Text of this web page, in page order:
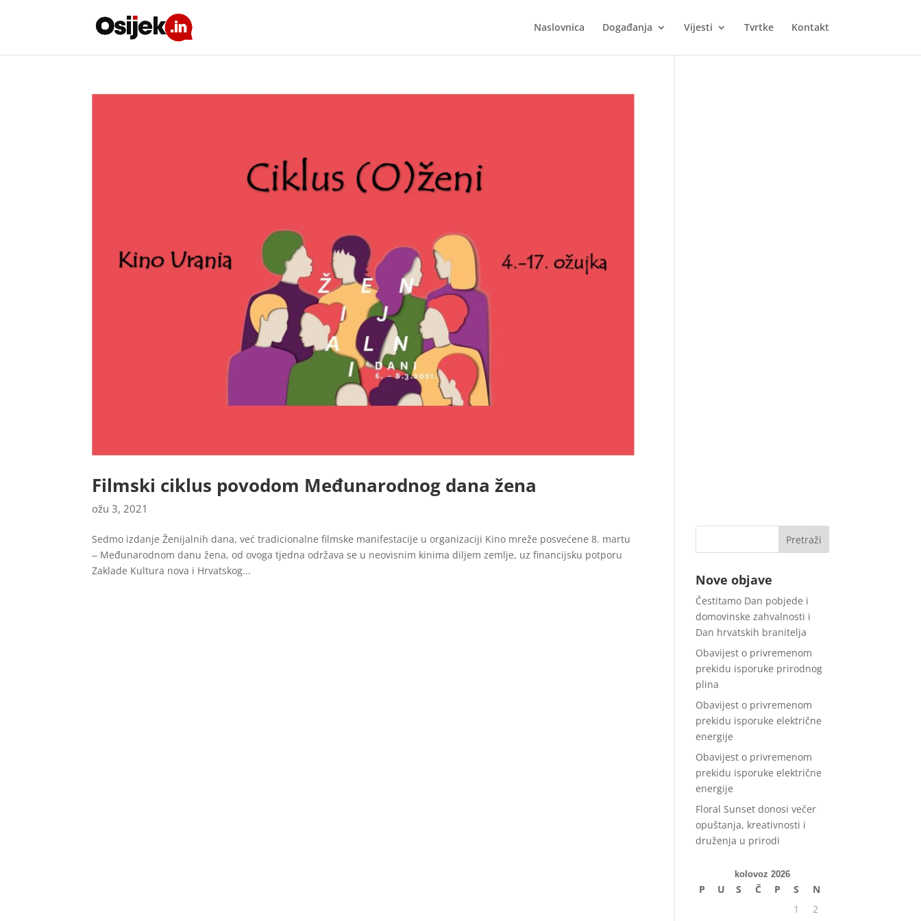
Naslovnica Događanja Vijesti Tvrtke Kontakt
Filmski ciklus povodom Međunarodnog dana žena
ožu 3, 2021
Sedmo izdanje Ženijalnih dana, već tradicionalne filmske manifestacije u organizaciji Kino mreže posvećene 8. martu
‒ Međunarodnom danu žena, od ovoga tjedna održava se u neovisnim kinima diljem zemlje, uz financijsku potporu
Zaklade Kultura nova i Hrvatskog...
Nove objave
Čestitamo Dan pobjede i
domovinske zahvalnosti i
Dan hrvatskih branitelja
Obavijest o privremenom
prekidu isporuke prirodnog
plina
Obavijest o privremenom
prekidu isporuke električne
energije
Obavijest o privremenom
prekidu isporuke električne
energije
Floral Sunset donosi večer
opuštanja, kreativnosti i
druženja u prirodi
kolovoz 2026
P U S Č P S
N
1
2